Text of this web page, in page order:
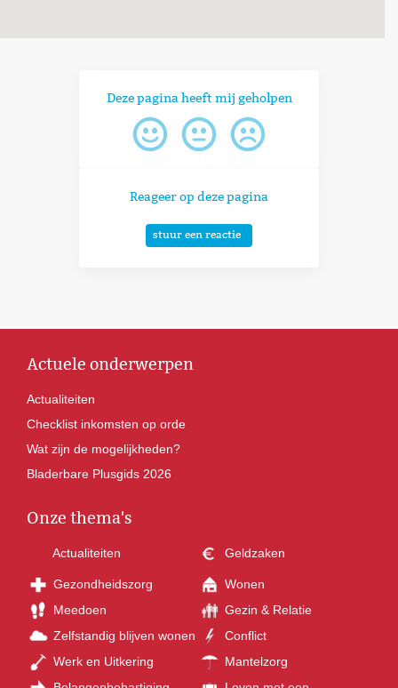
Deze pagina heeft mij geholpen
Reageer op deze pagina
stuur een reactie
Actuele onderwerpen
Actualiteiten
Checklist inkomsten op orde
Wat zijn de mogelijkheden?
Bladerbare Plusgids 2026
Onze thema's
Actualiteiten Geldzaken
Gezondheidszorg
Wonen
Meedoen
Gezin & Relatie
Zelfstandig blijven wonen
Conflict
Werk en Uitkering
Mantelzorg